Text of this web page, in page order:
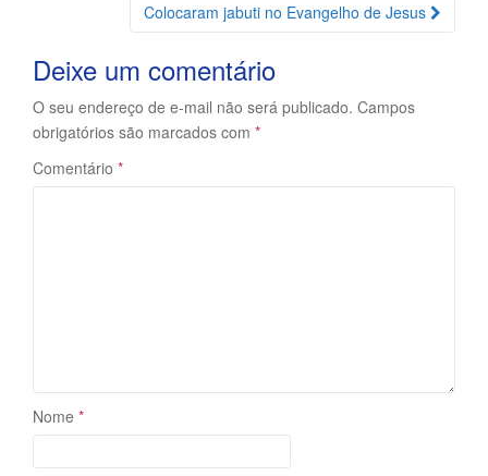
PostagemColocaram jabuti no Evangelho de Jesus
Deixe um comentário
O seu endereço de e-mail não será publicado. Campos
obrigatórios são marcados com *
Comentário *
Nome *